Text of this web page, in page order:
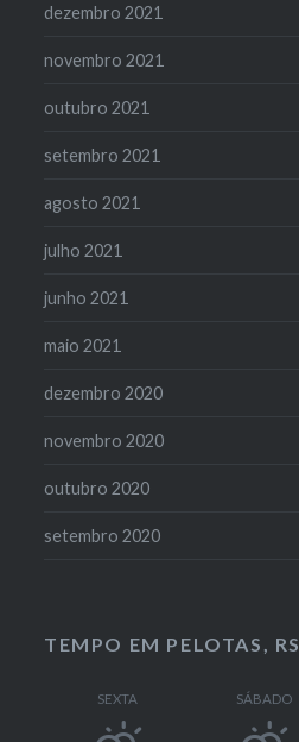
dezembro 2021
novembro 2021
outubro 2021
setembro 2021
agosto 2021
julho 2021
junho 2021
maio 2021
dezembro 2020
novembro 2020
outubro 2020
setembro 2020
TEMPO EM PELOTAS, RS
SEXTA SÁBADO